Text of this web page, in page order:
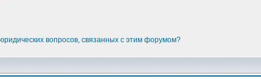
вопросов, связанных с этим форумом?